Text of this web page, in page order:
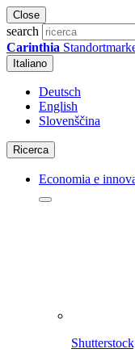
Close
search
Carinthia
Italiano
Deutsch
English
Slovenščina
Ricerca
Economia e